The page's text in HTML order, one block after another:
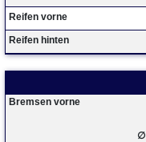
Reifen vorne
Reifen hinten
Bremsen vorne
∅